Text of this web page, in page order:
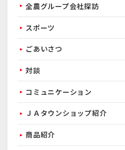
全農グループ会社探訪
スポーツ
ごあいさつ
対談
コミュニケーション
ＪＡタウンショップ紹介
商品紹介